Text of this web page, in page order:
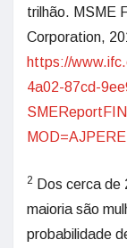
trilhão. MSME
Corporation,
https://
4a02-87cd-
2 Dos cerca de
maioria são
probabilidade